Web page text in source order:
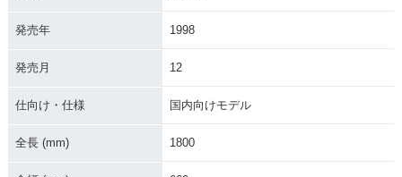
50・フルモデルチェ
50・フルモデルチェ
発売年 1998
発売月 12
仕向け・仕様 国内向けモデル
全長 (mm) 1800